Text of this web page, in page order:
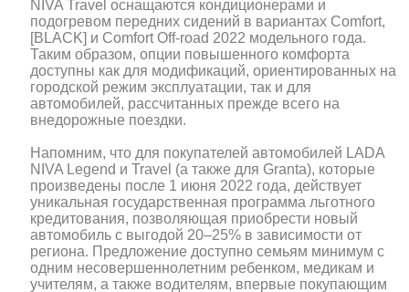
NIVA Travel оснащаются кондиционерами и
подогревом передних сидений в вариантах Comfort,
[BLACK] и Comfort Off-road 2022 модельного года.
Таким образом, опции повышенного комфорта
доступны как для модификаций, ориентированных на
городской режим эксплуатации, так и для
автомобилей, рассчитанных прежде всего на
внедорожные поездки.
Напомним, что для покупателей автомобилей LADA
NIVA Legend и Travel (а также для Granta), которые
произведены после 1 июня 2022 года, действует
уникальная государственная программа льготного
кредитования, позволяющая приобрести новый
автомобиль с выгодой 20–25% в зависимости от
региона. Предложение доступно семьям минимум с
одним несовершеннолетним ребенком, медикам и
учителям, а также водителям, впервые покупающим